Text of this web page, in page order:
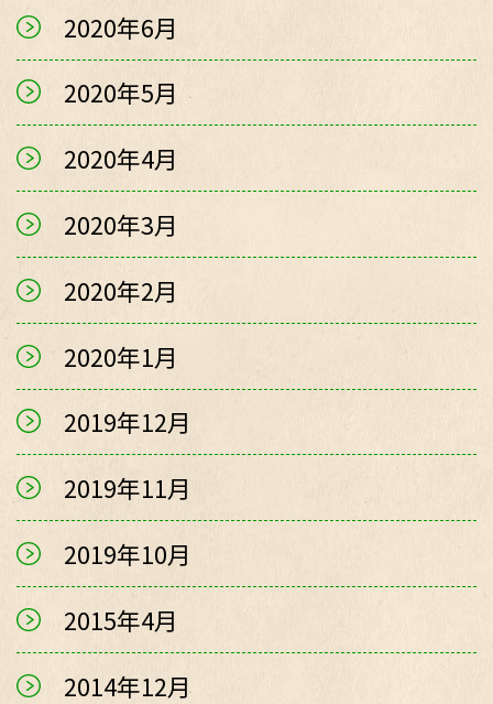
2020年6月
2020年5月
2020年4月
2020年3月
2020年2月
2020年1月
2019年12月
2019年11月
2019年10月
2015年4月
2014年12月